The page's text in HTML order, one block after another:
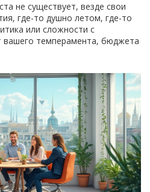
не существует, везде свои
где-то душно летом, где-то
или сложности с
вашего темперамента, бюджета